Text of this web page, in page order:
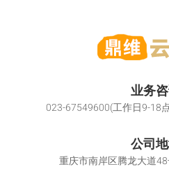
业务
023-67549600(工作日9-18
公司
重庆市南岸区腾龙大道